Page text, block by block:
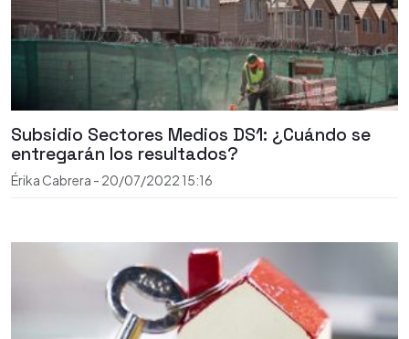
Subsidio Sectores Medios DS1: ¿Cuándo se
entregarán los resultados?
Érika Cabrera - 20/07/2022 15:16